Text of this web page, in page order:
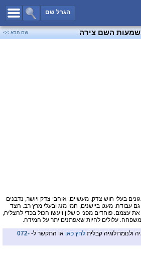
הגרל שם
כל השמות
שמות לבנים
פייסבוק
השם צירה שם הבא >>
בעלי חוש צדק. מעשיים, אוהבי צדק ויושר, נדבנים
גם עבודה. מעט ביישנים, חמי מזג ובעלי מרץ רב. הצד
עצמם. פוחדים מפני כישלון ויעשו הכול בכדי להצליח,
עלולים להיות שאפתנים יתר על המידה.
ולנומרולוגיה קבלית לחץ כאן או התקשר ל- 072-